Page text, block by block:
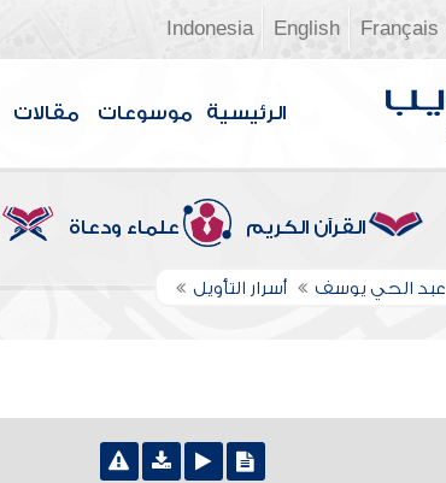
Français
English
Indonesia
الرئيسية موسوعات مقالات
القرآن الكريم علماء ودعاة
عبد الحي يوسف أسرار التأويل